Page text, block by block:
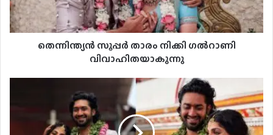
തെന്നിന്ത്യൻ സൂപ്പർ താരം നിക്കി ഗൽറാണി
വിവാഹിതയാകുന്നു
വിവാഹിതയായി